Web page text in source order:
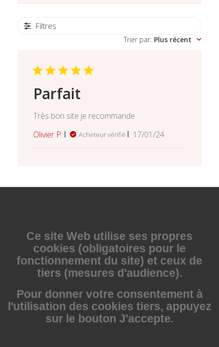
Filtres
Trier par: Plus récent
Parfait
Très bon site je recommande
Olivier P.
Acheteur vérifié
Date
17/01/24
Ce site Web utilise ses propres
cookies (obligatoires pour le
fonctionnement du site) et ceux de
tiers (mesures d'audience).
Pour donner votre consentement à
l'utilisation des cookies tiers, appuyez
sur le bouton J'accepte.